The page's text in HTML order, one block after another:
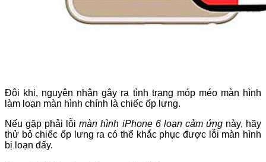
Đôi khi, nguyên nhân gây ra tình trạng móp méo màn hình
làm loạn màn hình chính là chiếc ốp lưng.
Nếu gặp phải lỗimàn hình iPhone 6 loạn cảm ứngnày, hãy
thử bỏ chiếc ốp lưng ra có thể khắc phục được lỗi màn hình
bị loạn đấy.